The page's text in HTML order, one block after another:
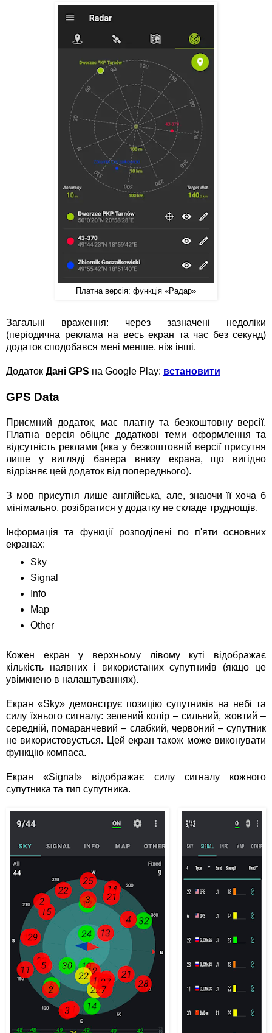
Платна версія: функція «Радар»
Загальні враження: через зазначені недоліки
(періодична реклама на весь екран та час без секунд)
додаток сподобався мені менше, ніж інші.
Додаток Дані GPS на Google Play: встановити
GPS Data
Приємний додаток, має платну та безкоштовну версії.
Платна версія обіцяє додаткові теми оформлення та
відсутність реклами (яка у безкоштовній версії присутня
лише у вигляді банера внизу екрана, що вигідно
відрізняє цей додаток від попереднього).
З мов присутня лише англійська, але, знаючи її хоча б
мінімально, розібратися у додатку не складе труднощів.
Інформація та функції розподілені по п'яти основних
екранах:
Sky
Signal
Info
Map
Other
Кожен екран у верхньому лівому куті відображає
кількість наявних і використаних супутників (якщо це
увімкнено в налаштуваннях).
Екран «Sky» демонструє позицію супутників на небі та
силу їхнього сигналу: зелений колір – сильний, жовтий –
середній, помаранчевий – слабкий, червоний – супутник
не використовується. Цей екран також може виконувати
функцію компаса.
Екран «Signal» відображає силу сигналу кожного
супутника та тип супутника.